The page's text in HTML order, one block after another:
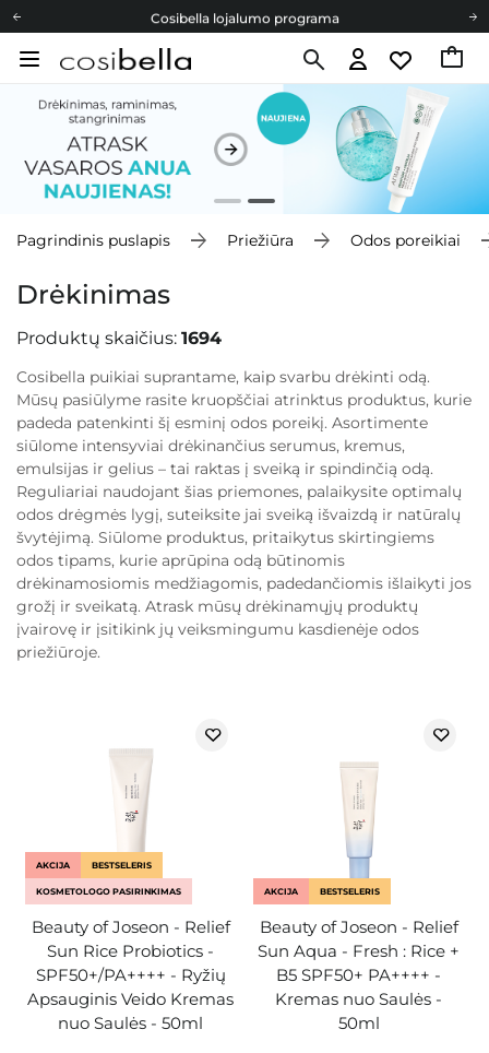
Cosibella lojalumo programa
Nemokamas pristatymas nuo 40,00 €
Cosibella lojalumo programa
Nemokamas pristatymas nuo 40,00 €
Dovanų Kortelės
Pagrindinis puslapis Priežiūra Odos poreikiai
Drėkinimas
Produktų skaičius: 1694
Cosibella puikiai suprantame, kaip svarbu drėkinti odą.
Mūsų pasiūlyme rasite kruopščiai atrinktus produktus, kurie
padeda patenkinti šį esminį odos poreikį. Asortimente
siūlome intensyviai drėkinančius serumus, kremus,
emulsijas ir gelius – tai raktas į sveiką ir spindinčią odą.
Reguliariai naudojant šias priemones, palaikysite optimalų
odos drėgmės lygį, suteiksite jai sveiką išvaizdą ir natūralų
švytėjimą. Siūlome produktus, pritaikytus skirtingiems
odos tipams, kurie aprūpina odą būtinomis
drėkinamosiomis medžiagomis, padedančiomis išlaikyti jos
grožį ir sveikatą. Atrask mūsų drėkinamųjų produktų
įvairovę ir įsitikink jų veiksmingumu kasdienėje odos
priežiūroje.
AKCIJA BESTSELERIS
KOSMETOLOGO PASIRINKIMAS
Beauty of Joseon - Relief
Sun Rice Probiotics -
SPF50+/PA++++ - Ryžių
Apsauginis Veido Kremas
nuo Saulės - 50ml
AKCIJA BESTSELERIS
Beauty of Joseon - Relief
Sun Aqua - Fresh : Rice +
B5 SPF50+ PA++++ -
Kremas nuo Saulės -
50ml